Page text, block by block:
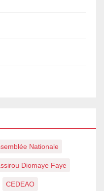
Nationale
Diomaye Faye
CEDEAO